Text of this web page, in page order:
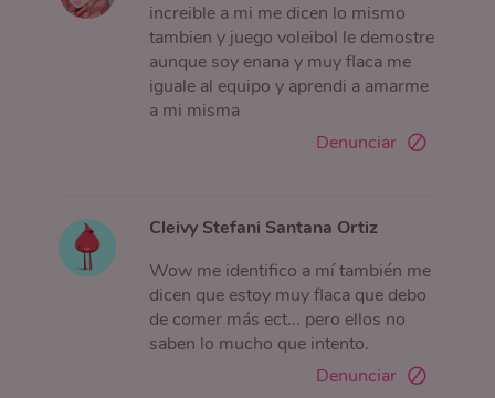
increible a mi me dicen lo mismo
tambien y juego voleibol le demostre
aunque soy enana y muy flaca me
iguale al equipo y aprendi a amarme
a mi misma
Denunciar
Cleivy Stefani Santana Ortiz
Wow me identifico a mí también me
dicen que estoy muy flaca que debo
de comer más ect... pero ellos no
saben lo mucho que intento.
Denunciar